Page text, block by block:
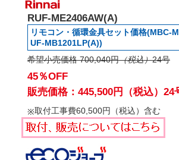
RUF-ME2406AW(A)
リモコン・循環金具セット価格(MBC-
UF-MB1201LP(A))
希望小売価格 700,040円（税込）24号
45％OFF
販売価格：445,500円（税込）24
取付工事費60,500円（税込）含む